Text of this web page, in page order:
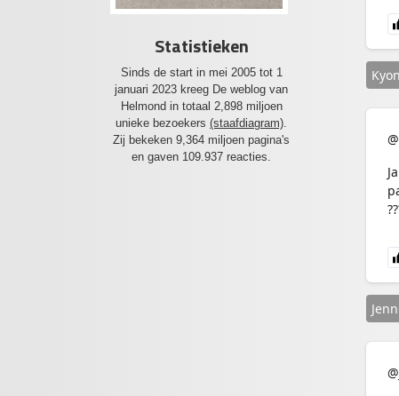
Statistieken
Sinds de start in mei 2005 tot 1
januari 2023 kreeg De weblog van
Helmond in totaal 2,898 miljoen
unieke bezoekers (staafdiagram)
Zij bekeken 9,364 miljoen pagina's
en gaven 109.937 reacties.